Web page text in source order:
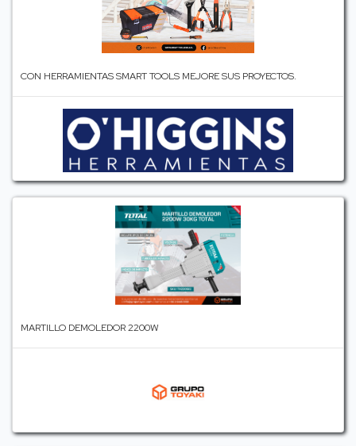
CON HERRAMIENTAS SMART TOOLS MEJORE SUS PROYECTOS.
MARTILLO DEMOLEDOR 2200W